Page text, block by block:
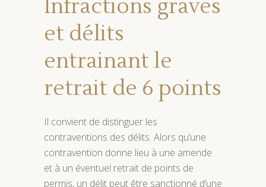
Infractions graves
et délits
entrainant le
retrait de 6 points
Il convient de distinguer les
contraventions des délits. Alors qu’une
contravention donne lieu à une amende
et à un éventuel retrait de points de
permis, un délit peut être sanctionné d’une